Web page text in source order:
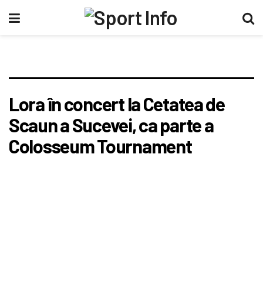
Lora în concert la Cetatea de
Scaun a Sucevei, ca parte a
Colosseum Tournament